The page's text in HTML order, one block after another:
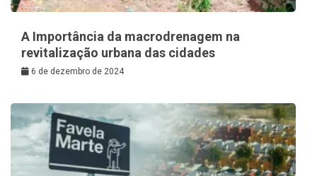
A Importância da macrodrenagem na
revitalização urbana das cidades
6 de dezembro de 2024